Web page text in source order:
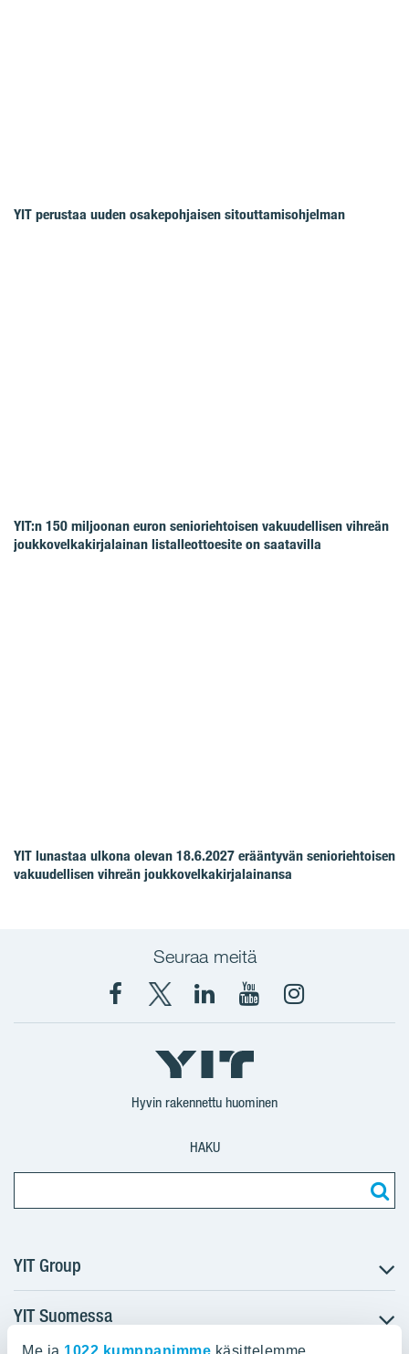
Me ja 1022 kumppanimme käsittelemme
YIT perustaa uuden osakepohjaisen sitouttamisohjelman
YIT:n 150 miljoonan euron senioriehtoisen vakuudellisen vihreän
joukkovelkakirjalainan listalleottoesite on saatavilla
YIT lunastaa ulkona olevan 18.6.2027 erääntyvän senioriehtoisen
vakuudellisen vihreän joukkovelkakirjalainansa
Seuraa meitä
Facebook
X
YIT
Suomi
YIT
Corporation
YIT
Corporation
Instagram
Hyvin rakennettu huominen
HAKU
YIT Group
Tietoa YIT:stä
Töihin meille
YIT Suomessa